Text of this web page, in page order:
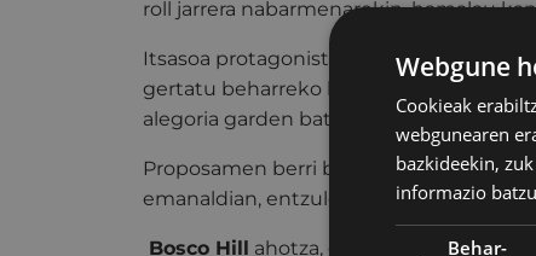
roll jarrera nabarmenarekin, hamalau
Itsasoa protagonista harturik,
gertatu beharreko heriotza eta
alegoria garden batean.
Proposamen berri bat da, interesgarria
emanaldian, entzulegoa erraz
Bosco Hill ahotza, gitarra akustikoa,
Webgune
Cookieak
webgunearen
bazkideekin,
informazio
Behar-